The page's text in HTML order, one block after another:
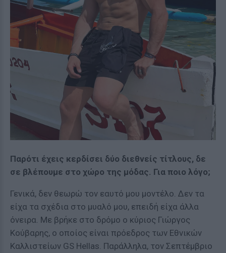
Παρότι έχεις κερδίσει δύο διεθνείς τίτλους, δε
σε βλέπουμε στο χώρο της μόδας. Για ποιο λόγο;
Γενικά, δεν θεωρώ τον εαυτό μου μοντέλο. Δεν τα
είχα τα σχέδια στο μυαλό μου, επειδή είχα άλλα
όνειρα. Με βρήκε στο δρόμο ο κύριος Γιώργος
Κούβαρης, ο οποίος είναι πρόεδρος των Εθνικών
Καλλιστείων GS Hellas. Παράλληλα, τον Σεπτέμβριο